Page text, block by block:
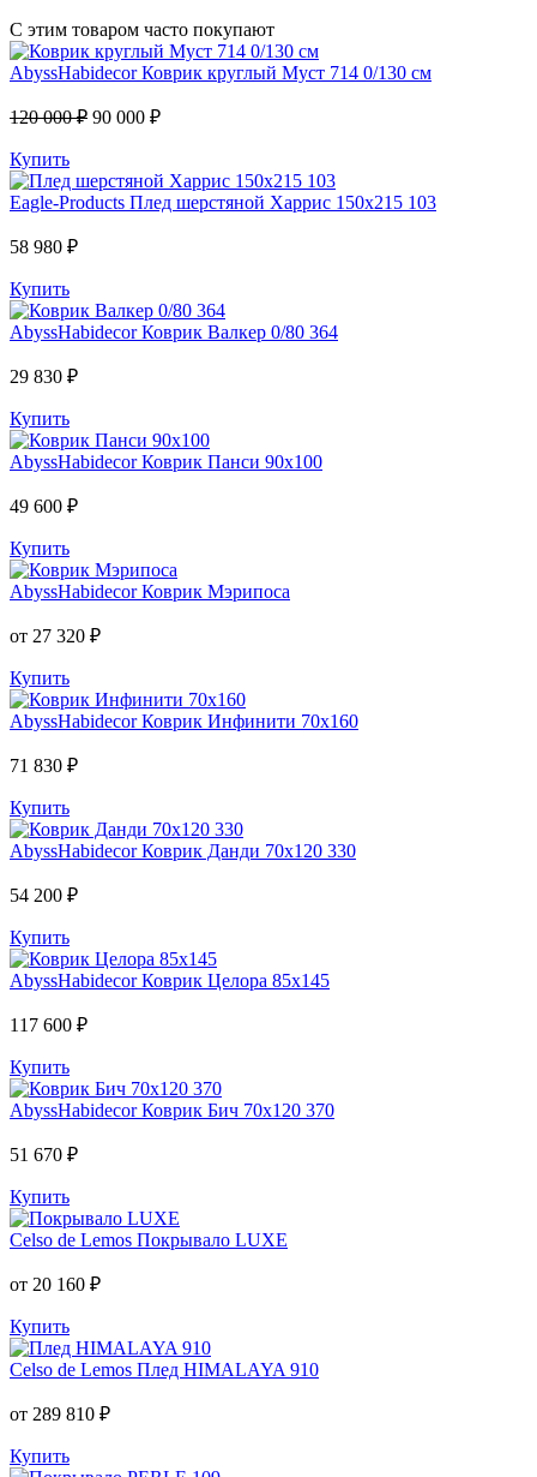
С этим товаром часто покупают
AbyssHabidecor Коврик круглый Муст 714 0/130 см
120 000 ₽ 90 000 ₽
Купить
Eagle-Products Плед шерстяной Харрис 150х215 103
58 980 ₽
Купить
AbyssHabidecor Коврик Валкер 0/80 364
29 830 ₽
Купить
AbyssHabidecor Коврик Панси 90х100
49 600 ₽
Купить
AbyssHabidecor Коврик Мэрипоса
от 27 320 ₽
Купить
AbyssHabidecor Коврик Инфинити 70х160
71 830 ₽
Купить
AbyssHabidecor Коврик Данди 70х120 330
54 200 ₽
Купить
AbyssHabidecor Коврик Целора 85х145
117 600 ₽
Купить
AbyssHabidecor Коврик Бич 70х120 370
51 670 ₽
Купить
Celso de Lemos Покрывало LUXE
от 20 160 ₽
Купить
Celso de Lemos Плед HIMALAYA 910
от 289 810 ₽
Купить